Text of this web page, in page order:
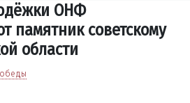
ОНФ
памятник советскому
области